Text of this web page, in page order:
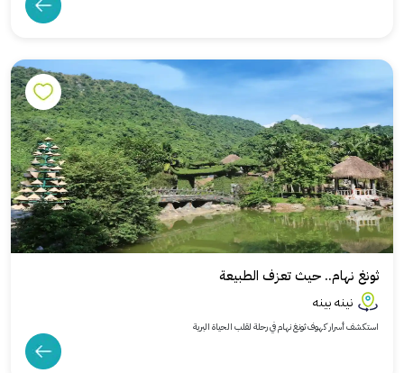
ثونغ نهام.. حيث تعزف الطبيعة
نينه بينه
استكشف أسرار كهوف ثونغ نهام في رحلة لقلب الحياة البرية